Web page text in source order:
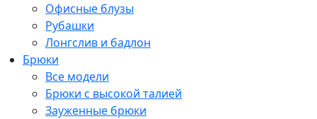
Офисные блузы
Рубашки
Лонгслив и бадлон
Брюки
Все модели
Брюки с высокой талией
Зауженные брюки